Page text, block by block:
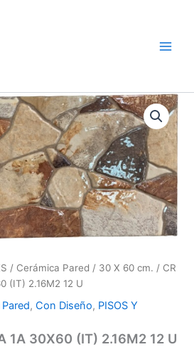
/ Cerámica Pared / 30 X 60 cm. / CR
(IT) 2.16M2 12 U
, Con Diseño, PISOS Y
1A 30X60 (IT) 2.16M2 12 U